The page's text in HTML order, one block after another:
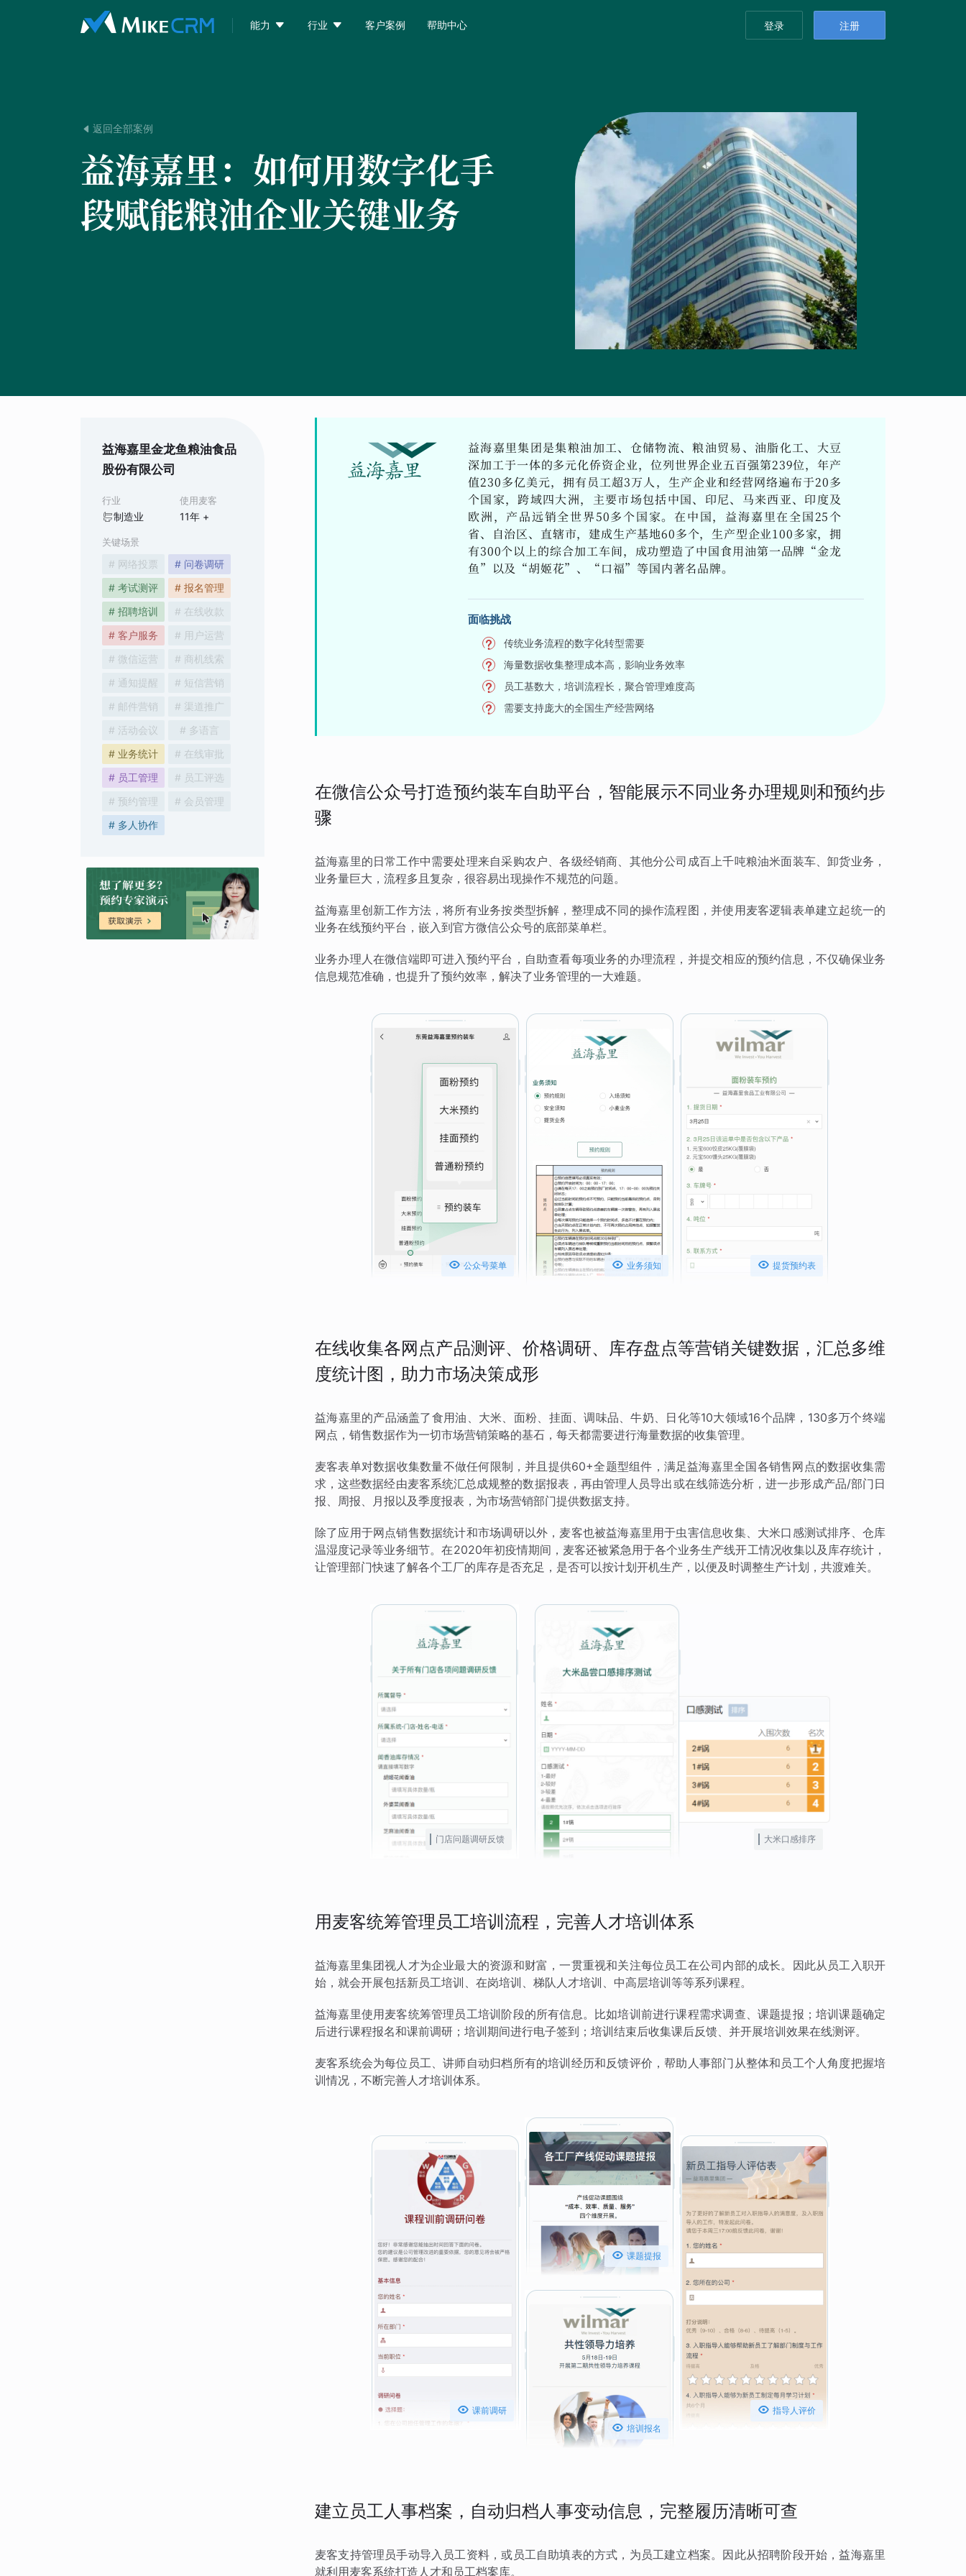
能力  行业  客户案例 帮助中心 登录 注册
 返回全部案例
益海嘉里： 如何用数字化手
段赋能粮油企业关键业务
益海嘉里金龙鱼粮油食品
股份有限公司
行业
制造业
使用麦客
11年 +
关键场景
# 网络投票
# 问卷调研
# 考试测评
# 报名管理
# 招聘培训
# 在线收款
# 客户服务
# 用户运营
# 微信运营
# 商机线索
# 通知提醒
# 短信营销
# 邮件营销
# 渠道推广
# 活动会议
# 多语言
# 业务统计
# 在线审批
# 员工管理
# 员工评选
# 预约管理
# 会员管理
# 多人协作
益海嘉里集团是集粮油加工、仓储物流、粮油贸易、油脂化工、大豆
深加工于一体的多元化侨资企业，位列世界企业五百强第239位，年产
值230多亿美元，拥有员工超3万人，生产企业和经营网络遍布于20多
个国家，跨域四大洲，主要市场包括中国、印尼、马来西亚、印度及
欧洲，产品远销全世界50多个国家。在中国，益海嘉里在全国25个
省、自治区、直辖市，建成生产基地60多个，生产型企业100多家，拥
有300个以上的综合加工车间，成功塑造了中国食用油第一品牌“金龙
鱼”以及“胡姬花”、“口福”等国内著名品牌。
面临挑战
传统业务流程的数字化转型需要
海量数据收集整理成本高，影响业务效率
员工基数大，培训流程长，聚合管理难度高
需要支持庞大的全国生产经营网络
在微信公众号打造预约装车自助平台，智能展示不同业务办理规则和预约步
骤
益海嘉里的日常工作中需要处理来自采购农户、各级经销商、其他分公司成百上千吨粮油米面装车、卸货业务，
业务量巨大，流程多且复杂，很容易出现操作不规范的问题。
益海嘉里创新工作方法，将所有业务按类型拆解，整理成不同的操作流程图，并使用麦客逻辑表单建立起统一的
业务在线预约平台，嵌入到官方微信公众号的底部菜单栏。
业务办理人在微信端即可进入预约平台，自助查看每项业务的办理流程，并提交相应的预约信息，不仅确保业务
信息规范准确，也提升了预约效率，解决了业务管理的一大难题。
 公众号菜单  业务须知  提货预约表
在线收集各网点产品测评、价格调研、库存盘点等营销关键数据，汇总多维
度统计图，助力市场决策成形
益海嘉里的产品涵盖了食用油、大米、面粉、挂面、调味品、牛奶、日化等10大领域16个品牌，130多万个终端
网点，销售数据作为一切市场营销策略的基石，每天都需要进行海量数据的收集管理。
麦客表单对数据收集数量不做任何限制，并且提供60+全题型组件，满足益海嘉里全国各销售网点的数据收集需
求，这些数据经由麦客系统汇总成规整的数据报表，再由管理人员导出或在线筛选分析，进一步形成产品/部门日
报、周报、月报以及季度报表，为市场营销部门提供数据支持。
除了应用于网点销售数据统计和市场调研以外，麦客也被益海嘉里用于虫害信息收集、大米口感测试排序、仓库
温湿度记录等业务细节。在2020年初疫情期间，麦客还被紧急用于各个业务生产线开工情况收集以及库存统计，
让管理部门快速了解各个工厂的库存是否充足，是否可以按计划开机生产，以便及时调整生产计划，共渡难关。
门店问题调研反馈 大米口感排序
用麦客统筹管理员工培训流程，完善人才培训体系
益海嘉里集团视人才为企业最大的资源和财富，一贯重视和关注每位员工在公司内部的成长。因此从员工入职开
始，就会开展包括新员工培训、在岗培训、梯队人才培训、中高层培训等等系列课程。
益海嘉里使用麦客统筹管理员工培训阶段的所有信息。比如培训前进行课程需求调查、课题提报；培训课题确定
后进行课程报名和课前调研；培训期间进行电子签到；培训结束后收集课后反馈、并开展培训效果在线测评。
麦客系统会为每位员工、讲师自动归档所有的培训经历和反馈评价，帮助人事部门从整体和员工个人角度把握培
训情况，不断完善人才培训体系。
 课前调研
 课题提报
 培训报名
 指导人评价
建立员工人事档案，自动归档人事变动信息，完整履历清晰可查
麦客支持管理员手动导入员工资料，或员工自助填表的方式，为员工建立档案。因此从招聘阶段开始，益海嘉里
就利用麦客系统打造人才和员工档案库。